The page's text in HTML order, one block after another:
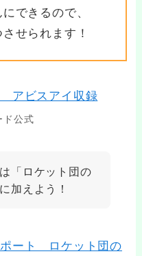
できるので、
せられます！
ド公式
「ロケット団の
加えよう！